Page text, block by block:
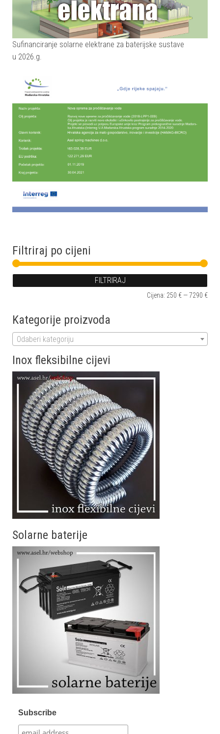
Sufinanciranje solarne elektrane za baterijske sustave
u 2026.g.
Filtriraj po cijeni
FILTRIRAJ
Cijena: 250 € —7290 €
Kategorije proizvoda
Odaberi kategoriju
Inox fleksibilne cijevi
Solarne baterije
Subscribe